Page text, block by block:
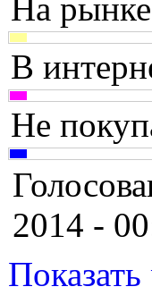
Canyon
Cbr(1)
Cooler
Cube
На
В
Не
2014 -
Показать